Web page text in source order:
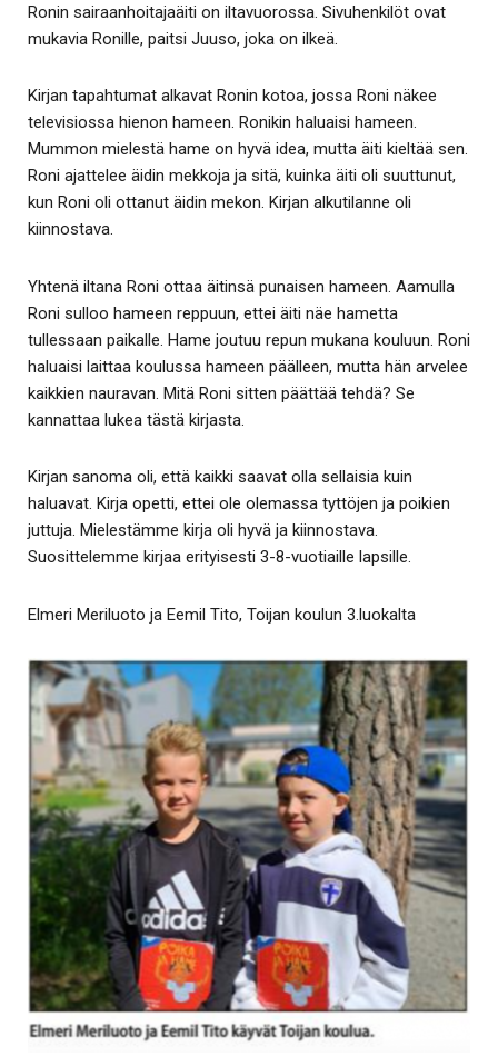
Ronin sairaanhoitajaäiti on iltavuorossa. Sivuhenkilöt ovat
mukavia Ronille, paitsi Juuso, joka on ilkeä.
Kirjan tapahtumat alkavat Ronin kotoa, jossa Roni näkee
televisiossa hienon hameen. Ronikin haluaisi hameen.
Mummon mielestä hame on hyvä idea, mutta äiti kieltää sen.
Roni ajattelee äidin mekkoja ja sitä, kuinka äiti oli suuttunut,
kun Roni oli ottanut äidin mekon. Kirjan alkutilanne oli
kiinnostava.
Yhtenä iltana Roni ottaa äitinsä punaisen hameen. Aamulla
Roni sulloo hameen reppuun, ettei äiti näe hametta
tullessaan paikalle. Hame joutuu repun mukana kouluun. Roni
haluaisi laittaa koulussa hameen päälleen, mutta hän arvelee
kaikkien nauravan. Mitä Roni sitten päättää tehdä? Se
kannattaa lukea tästä kirjasta.
Kirjan sanoma oli, että kaikki saavat olla sellaisia kuin
haluavat. Kirja opetti, ettei ole olemassa tyttöjen ja poikien
juttuja. Mielestämme kirja oli hyvä ja kiinnostava.
Suosittelemme kirjaa erityisesti 3-8-vuotiaille lapsille.
Elmeri Meriluoto ja Eemil Tito, Toijan koulun 3.luokalta